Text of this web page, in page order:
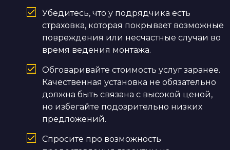
Убедитесь, что у подрядчика есть
страховка, которая покрывает возможные
повреждения или несчастные случаи во
время ведения монтажа.
Обговаривайте стоимость услуг заранее.
Качественная установка не обязательно
должна быть связана с высокой ценой,
но избегайте подозрительно низких
предложений.
Спросите про возможность